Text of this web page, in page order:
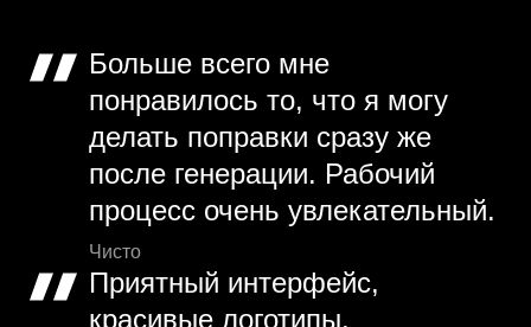
Больше всего мне
понравилось то, что я могу
делать поправки сразу же
после генерации. Рабочий
процесс очень увлекательный.
Чисто
Приятный интерфейс,
красивые логотипы,